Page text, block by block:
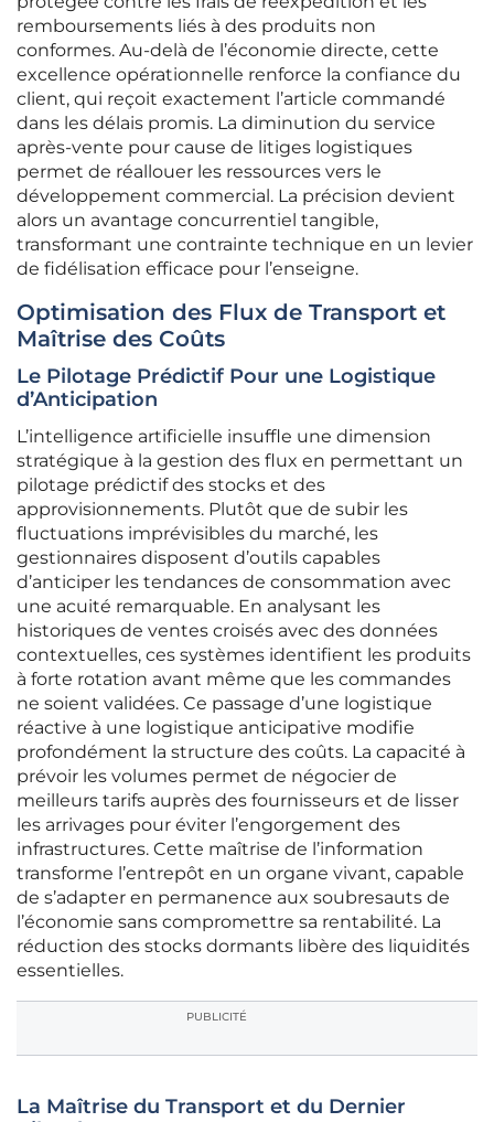
remboursements liés à des produits non
conformes. Au-delà de l’économie directe, cette
excellence opérationnelle renforce la confiance du
client, qui reçoit exactement l’article commandé
dans les délais promis. La diminution du service
après-vente pour cause de litiges logistiques
permet de réallouer les ressources vers le
développement commercial. La précision devient
alors un avantage concurrentiel tangible,
transformant une contrainte technique en un levier
de fidélisation efficace pour l’enseigne.
Optimisation des Flux de Transport et
Maîtrise des Coûts
Le Pilotage Prédictif Pour une Logistique
d’Anticipation
L’intelligence artificielle insuffle une dimension
stratégique à la gestion des flux en permettant un
pilotage prédictif des stocks et des
approvisionnements. Plutôt que de subir les
fluctuations imprévisibles du marché, les
gestionnaires disposent d’outils capables
d’anticiper les tendances de consommation avec
une acuité remarquable. En analysant les
historiques de ventes croisés avec des données
contextuelles, ces systèmes identifient les produits
à forte rotation avant même que les commandes
ne soient validées. Ce passage d’une logistique
réactive à une logistique anticipative modifie
profondément la structure des coûts. La capacité à
prévoir les volumes permet de négocier de
meilleurs tarifs auprès des fournisseurs et de lisser
les arrivages pour éviter l’engorgement des
infrastructures. Cette maîtrise de l’information
transforme l’entrepôt en un organe vivant, capable
de s’adapter en permanence aux soubresauts de
l’économie sans compromettre sa rentabilité. La
réduction des stocks dormants libère des liquidités
essentielles.
PUBLICITÉ
La Maîtrise du Transport et du Dernier